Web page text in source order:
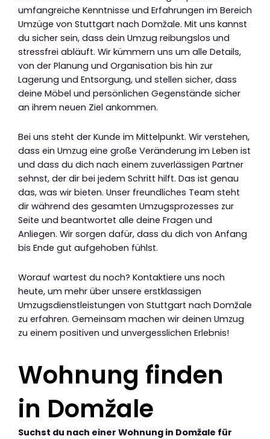
umfangreiche Kenntnisse und Erfahrungen im Bereich
Umzüge von Stuttgart nach Domžale. Mit uns kannst
du sicher sein, dass dein Umzug reibungslos und
stressfrei abläuft. Wir kümmern uns um alle Details,
von der Planung und Organisation bis hin zur
Lagerung und Entsorgung, und stellen sicher, dass
deine Möbel und persönlichen Gegenstände sicher
an ihrem neuen Ziel ankommen.
Bei uns steht der Kunde im Mittelpunkt. Wir verstehen,
dass ein Umzug eine große Veränderung im Leben ist
und dass du dich nach einem zuverlässigen Partner
sehnst, der dir bei jedem Schritt hilft. Das ist genau
das, was wir bieten. Unser freundliches Team steht
dir während des gesamten Umzugsprozesses zur
Seite und beantwortet alle deine Fragen und
Anliegen. Wir sorgen dafür, dass du dich von Anfang
bis Ende gut aufgehoben fühlst.
Worauf wartest du noch? Kontaktiere uns noch
heute, um mehr über unsere erstklassigen
Umzugsdienstleistungen von Stuttgart nach Domžale
zu erfahren. Gemeinsam machen wir deinen Umzug
zu einem positiven und unvergesslichen Erlebnis!
Wohnung finden
in Domžale
Suchst du nach einer Wohnung in Domžale für